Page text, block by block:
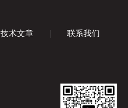
技术文章 联系我们